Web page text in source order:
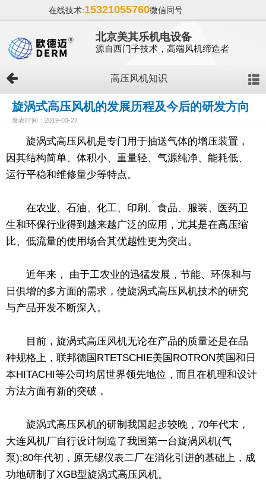
在线技术:15321055760微信同号
北京美其乐机电设备
源自西门子技术，高端风机缔造者
高压风机知识
旋涡式高压风机的发展历程及今后的研发方向
发表时间：2019-03-27
旋涡式高压风机是专门用于抽送气体的增压装置，
因其结构简单、体积小、重量轻、气源纯净、能耗低、
运行平稳和维修量少等特点。
在农业、石油、化工、印刷、食品、服装、医药卫
生和环保行业得到越来越广泛的应用，尤其是在高压缩
比、低流量的使用场合其优越性更为突出。
近年来， 由于工农业的迅猛发展，节能、环保和与
日俱增的多方面的需求，使旋涡式高压风机技术的研究
与产品开发不断深入。
目前，旋涡式高压风机无论在产品的质量还是在品
种规格上，联邦德国RTETSCHIE美国ROTRON英国和日
本HITACHI等公司均居世界领先地位，而且在机理和设计
方法方面有新的突破，
旋涡式高压风机的研制我国起步较晚，70年代末，
大连风机厂自行设计制造了我国第一台旋涡风机(气
泵);80年代初，原无锡仪表二厂在消化引进的基础上，成
功地研制了XGB型旋涡式高压风机。